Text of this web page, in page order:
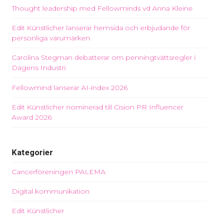
Thought leadership med Fellowminds vd Anna Kleine
Edit Künstlicher lanserar hemsida och erbjudande för
personliga varumärken
Carolina Stegman debatterar om penningtvättsregler i
Dagens Industri
Fellowmind lanserar AI-index 2026
Edit Künstlicher nominerad till Cision PR Influencer
Award 2026
Kategorier
Cancerföreningen PALEMA
Digital kommunikation
Edit Künstlicher